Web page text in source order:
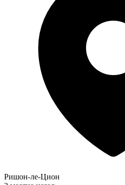
Ришон-ле-Цион